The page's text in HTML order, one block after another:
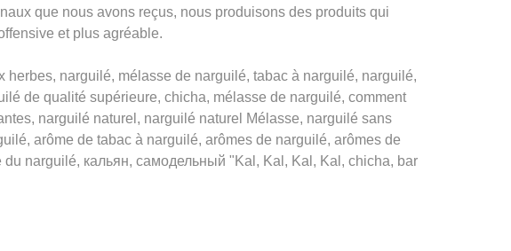
que nous avons reçus, nous produisons des produits qui
et plus agréable.
narguilé, mélasse de narguilé, tabac à narguilé, narguilé,
de qualité supérieure, chicha, mélasse de narguilé, comment
narguilé naturel, narguilé naturel Mélasse, narguilé sans
arôme de tabac à narguilé, arômes de narguilé, arômes de
narguilé, кальян, самодельный "Kal, Kal, Kal, Kal, chicha, bar